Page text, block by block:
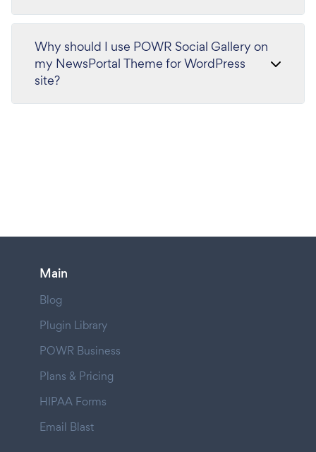
Why should I use POWR Social Gallery on
my NewsPortal Theme for WordPress
site?
Main
Blog
Plugin Library
POWR Business
Plans & Pricing
HIPAA Forms
Email Blast